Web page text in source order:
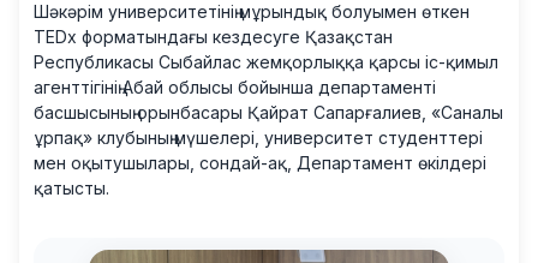
Шәкәрім университетінің мұрындық болуымен өткен
TEDx форматындағы кездесуге Қазақстан
Республикасы Сыбайлас жемқорлыққа қарсы іс-қимыл
агенттігінің Абай облысы бойынша департаменті
басшысының орынбасары Қайрат Сапарғалиев, «Саналы
ұрпақ» клубының мүшелері, университет студенттері
мен оқытушылары, сондай-ақ, Департамент өкілдері
қатысты.